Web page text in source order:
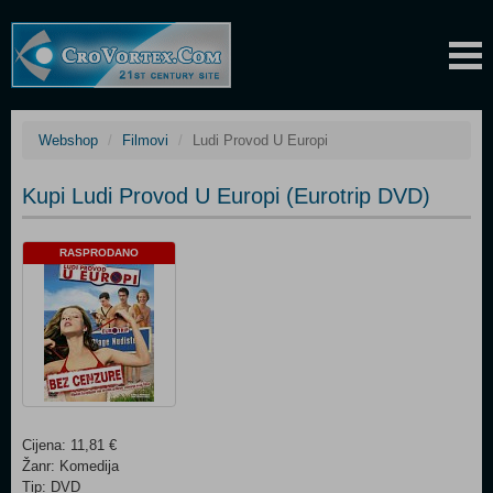
Webshop Filmovi Ludi Provod U Europi
Kupi Ludi Provod U Europi (Eurotrip DVD)
RASPRODANO
Cijena: 11,81 €
Žanr: Komedija
Tip: DVD